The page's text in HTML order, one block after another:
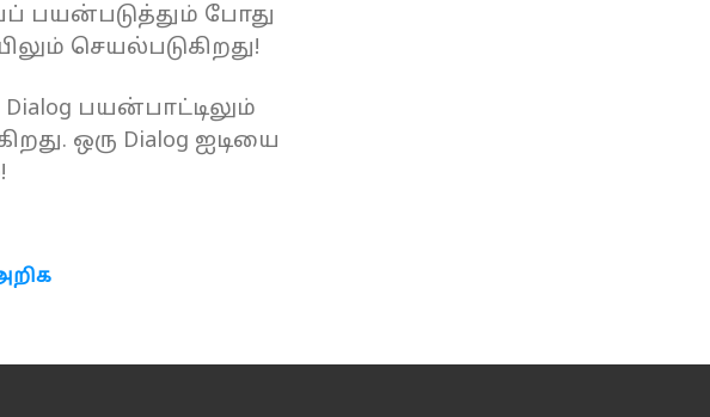
பயன்படுத்தும் போது
செயல்படுகிறது!
பயன்பாட்டிலும்
ஒரு Dialog ஐடியை